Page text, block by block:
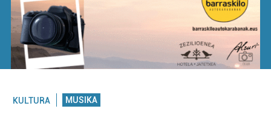
KULTURA MUSIKA